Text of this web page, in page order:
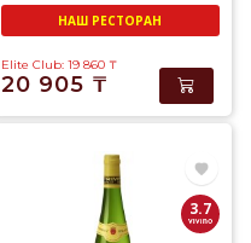
НАШ РЕСТОРАН
Elite Club: 19 860 ₸
20 905 ₸
3.7